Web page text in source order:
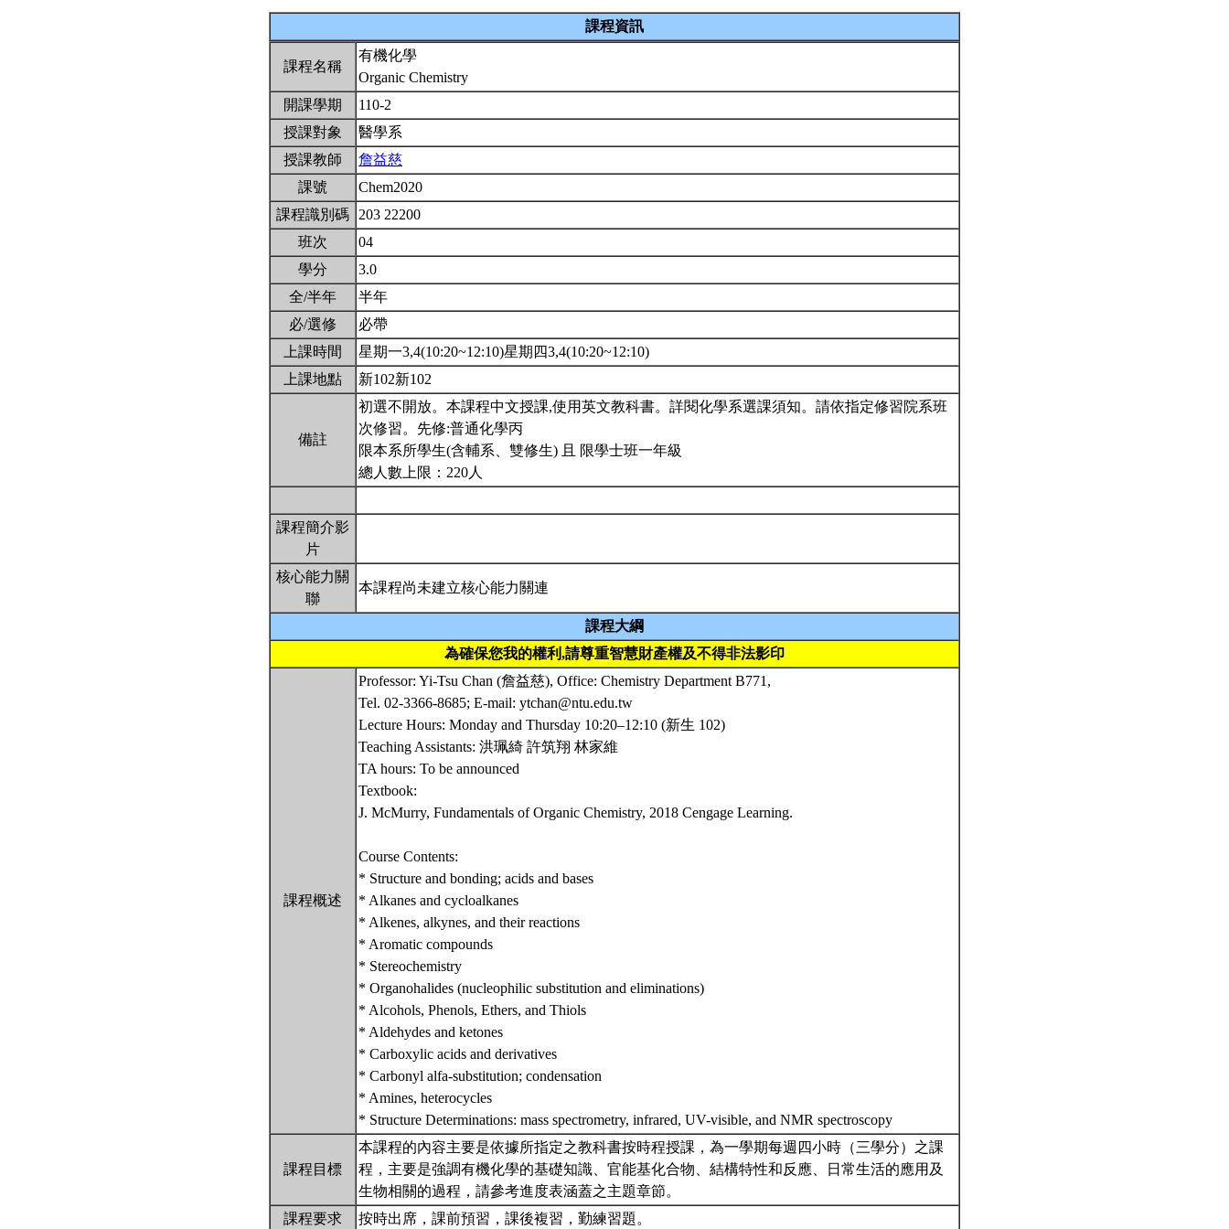
課程資訊
課程名稱
有機化學
Organic Chemistry
開課學期
110-2
授課對象
醫學系
授課教師
詹益慈
課號
Chem2020
課程識別碼
203 22200
班次
04
學分
3.0
全/半年
半年
必/選修
必帶
上課時間
星期一3,4(10:20~12:10)星期四3,4(10:20~12:10)
上課地點
新102新102
備註
初選不開放。本課程中文授課,使用英文教科書。詳閱化學系選課須知。請依指定修習院系班
次修習。先修:普通化學丙
限本系所學生(含輔系、雙修生) 且 限學士班一年級
總人數上限：220人
課程簡介影
片
核心能力關
聯
本課程尚未建立核心能力關連
課程大綱
為確保您我的權利,請尊重智慧財產權及不得非法影印
課程概述
Professor: Yi-Tsu Chan (詹益慈), Office: Chemistry Department B771,
Tel. 02-3366-8685; E-mail: ytchan@ntu.edu.tw
Lecture Hours: Monday and Thursday 10:20–12:10 (新生 102)
Teaching Assistants: 洪珮綺 許筑翔 林家維
TA hours: To be announced
Textbook:
J. McMurry, Fundamentals of Organic Chemistry, 2018 Cengage Learning.
Course Contents:
* Structure and bonding; acids and bases
* Alkanes and cycloalkanes
* Alkenes, alkynes, and their reactions
* Aromatic compounds
* Stereochemistry
* Organohalides (nucleophilic substitution and eliminations)
* Alcohols, Phenols, Ethers, and Thiols
* Aldehydes and ketones
* Carboxylic acids and derivatives
* Carbonyl alfa-substitution; condensation
* Amines, heterocycles
* Structure Determinations: mass spectrometry, infrared, UV-visible, and NMR spectroscopy
課程目標
本課程的內容主要是依據所指定之教科書按時程授課，為一學期每週四小時（三學分）之課
程，主要是強調有機化學的基礎知識、官能基化合物、結構特性和反應、日常生活的應用及
生物相關的過程，請參考進度表涵蓋之主題章節。
課程要求
按時出席，課前預習，課後複習，勤練習題。